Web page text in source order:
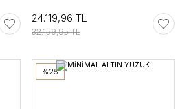
24.119,96 TL
32.159,95 TL
%25